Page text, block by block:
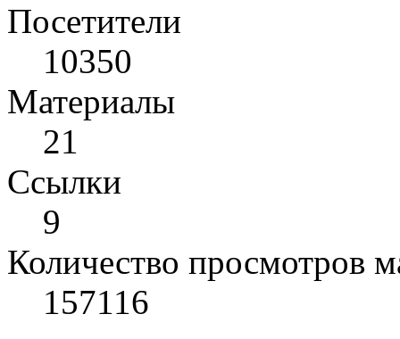
Посетители
10350
Материалы
21
Cсылки
9
Количество просмотров
157116